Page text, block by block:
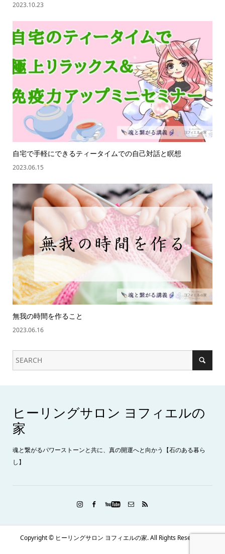
2023.10.23
自宅で手軽にできるティータイムでの自己対話と瞑想
2023.06.15
無我の時間を作ること
2023.06.16
ヒーリングサロン ヨフィエルの
家
魂と繋がるパワーストーンと共に、真の開運へと向かう【石のある暮ら
し】
Copyright © ヒーリングサロン ヨフィエルの家. All Rights Reserved.